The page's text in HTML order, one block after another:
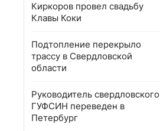
Киркоров провел свадьбу
Клавы Коки
Подтопление перекрыло
трассу в Свердловской
области
Руководитель свердловского
ГУФСИН переведен в
Петербург